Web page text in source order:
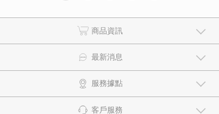
商品資訊
最新消息
服務據點
客戶服務